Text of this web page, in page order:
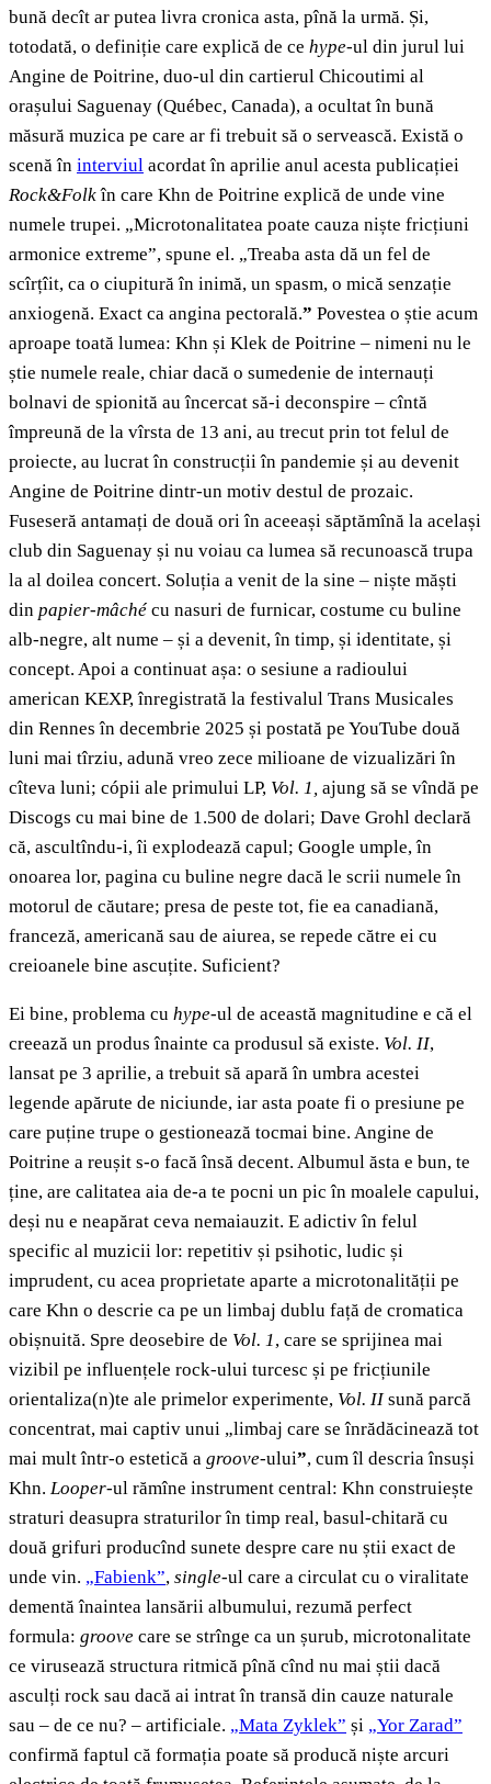
bună decît ar putea livra cronica asta, pînă la urmă. Și,
totodată, o definiție care explică de ce hype-ul din jurul lui
Angine de Poitrine, duo-ul din cartierul Chicoutimi al
orașului Saguenay (Québec, Canada), a ocultat în bună
măsură muzica pe care ar fi trebuit să o servească. Există o
scenă în interviul acordat în aprilie anul acesta publicației
Rock&Folkîn care Khn de Poitrine explică de unde vine
numele trupei. „Microtonalitatea poate cauza niște fricțiuni
armonice extreme”, spune el. „Treaba asta dă un fel de
scîrțîit, ca o ciupitură în inimă, un spasm, o mică senzație
anxiogenă. Exact ca angina pectorală.” Povestea o știe acum
aproape toată lumea: Khn și Klek de Poitrine – nimeni nu le
știe numele reale, chiar dacă o sumedenie de internauți
bolnavi de spionită au încercat să-i deconspire – cîntă
împreună de la vîrsta de 13 ani, au trecut prin tot felul de
proiecte, au lucrat în construcții în pandemie și au devenit
Angine de Poitrine dintr-un motiv destul de prozaic.
Fuseseră antamați de două ori în aceeași săptămînă la același
club din Saguenay și nu voiau ca lumea să recunoască trupa
la al doilea concert. Soluția a venit de la sine – niște măști
din papier-mâché cu nasuri de furnicar, costume cu buline
alb-negre, alt nume – și a devenit, în timp, și identitate, și
concept. Apoi a continuat așa: o sesiune a radioului
american KEXP, înregistrată la festivalul Trans Musicales
din Rennes în decembrie 2025 și postată pe YouTube două
luni mai tîrziu, adună vreo zece milioane de vizualizări în
cîteva luni; cópii ale primului LP, Vol. 1, ajung să se vîndă pe
Discogs cu mai bine de 1.500 de dolari; Dave Grohl declară
că, ascultîndu-i, îi explodează capul; Google umple, în
onoarea lor, pagina cu buline negre dacă le scrii numele în
motorul de căutare; presa de peste tot, fie ea canadiană,
franceză, americană sau de aiurea, se repede către ei cu
creioanele bine ascuțite. Suficient?
Ei bine, problema cu hype-ul de această magnitudine e că el
creează un produs înainte ca produsul să existe. Vol. II,
lansat pe 3 aprilie, a trebuit să apară în umbra acestei
legende apărute de niciunde, iar asta poate fi o presiune pe
care puține trupe o gestionează tocmai bine. Angine de
Poitrine a reușit s-o facă însă decent. Albumul ăsta e bun, te
ține, are calitatea aia de-a te pocni un pic în moalele capului,
deși nu e neapărat ceva nemaiauzit. E adictiv în felul
specific al muzicii lor: repetitiv și psihotic, ludic și
imprudent, cu acea proprietate aparte a microtonalității pe
care Khn o descrie ca pe un limbaj dublu față de cromatica
obișnuită. Spre deosebire de Vol. 1, care se sprijinea mai
vizibil pe influențele rock-ului turcesc și pe fricțiunile
orientaliza(n)te ale primelor experimente, Vol. IIsună parcă
concentrat, mai captiv unui „limbaj care se înrădăcinează tot
mai mult într-o estetică a groove-ului”, cum îl descria însuși
Khn. Looper-ul rămîne instrument central: Khn construiește
straturi deasupra straturilor în timp real, basul-chitară cu
două grifuri producînd sunete despre care nu știi exact de
unde vin. „Fabienk”, single-ul care a circulat cu o viralitate
dementă înaintea lansării albumului, rezumă perfect
formula: groove care se strînge ca un șurub, microtonalitate
ce virusează structura ritmică pînă cînd nu mai știi dacă
asculți rock sau dacă ai intrat în transă din cauze naturale
sau – de ce nu? – artificiale. „Mata Zyklek” și „Yor Zarad”
confirmă faptul că formația poate să producă niște arcuri